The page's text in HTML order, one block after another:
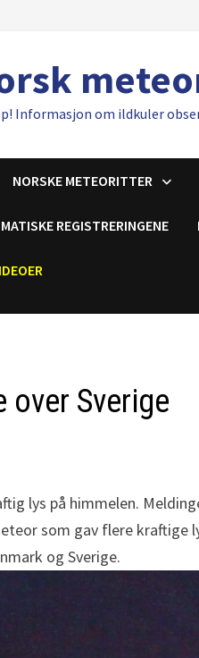
Informasjon om ildkuler
NORSKE METEORITTER
REGISTRERINGENE
over Sverige
lys på himmelen.
som gav flere
og Sverige.